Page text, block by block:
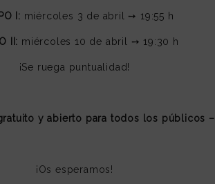
I: miércoles 3 de abril ➙ 19:55 h
II: miércoles 10 de abril ➙ 19:30 h
¡Se ruega puntualidad!
y abierto para todos los públicos –
¡Os esperamos!